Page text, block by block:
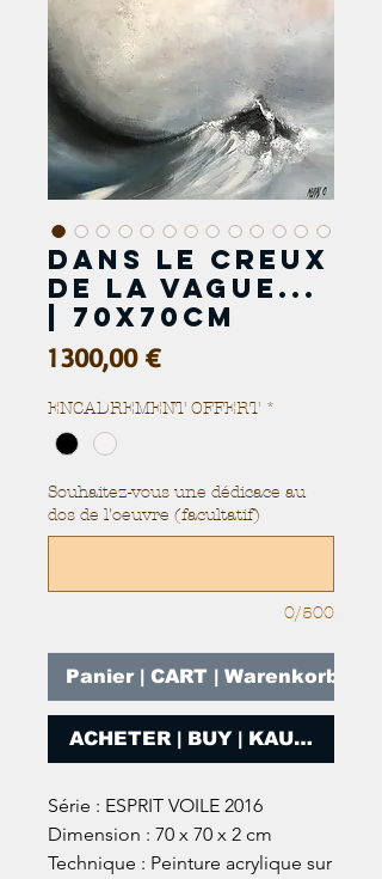
Dans le creux
de la vague...
| 70x70cm
1 300,00 €Prix
ENCADREMENT OFFERT *
Souhaitez-vous une dédicace au
dos de l'oeuvre (facultatif)
0/500
Panier | CART | Warenkorb
ACHETER | BUY | KAUFEN
Série : ESPRIT VOILE 2016
Dimension : 70 x 70 x 2 cm
Technique : Peinture acrylique sur